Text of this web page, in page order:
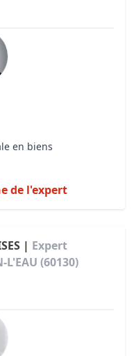
en biens
de l'expert
| Expert
(60130)